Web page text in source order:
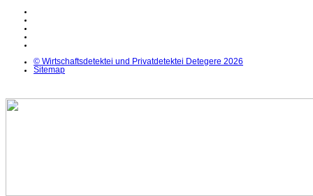
© Wirtschaftsdetektei und Privatdetektei Detegere 2026
Sitemap